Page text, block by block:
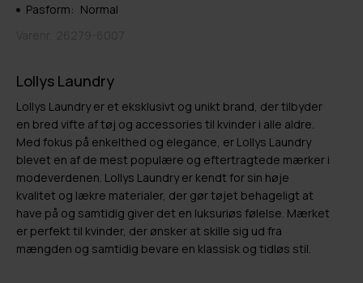
Pasform: Normal
Lollys Laundry
Lollys Laundry er et eksklusivt og unikt brand, der tilbyder
en bred vifte af tøj og accessories til kvinder i alle aldre.
Med fokus på enkelthed og elegance, er Lollys Laundry
blevet en af de mest populære og eftertragtede mærker i
modeverdenen. Lollys Laundry er kendt for sin høje
kvalitet og lækre materialer, der gør tøjet behageligt at
have på og samtidig giver det en luksuriøs følelse. Mærket
er perfekt til kvinder, der ønsker at skille sig ud fra
mængden og samtidig bevare en klassisk og tidløs stil.